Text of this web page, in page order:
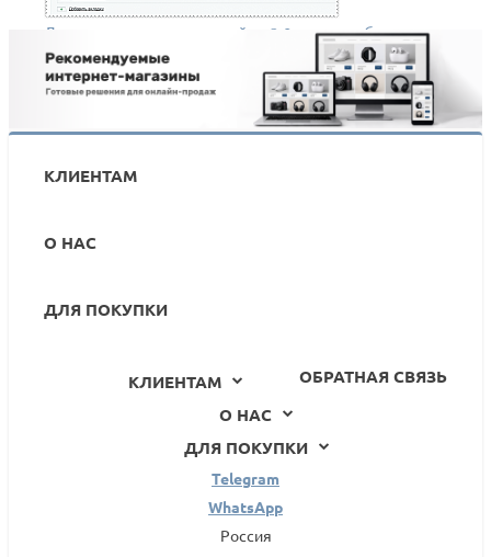
Дополнительные настройки 2.0 + теперь бесплатно
КЛИЕНТАМ
О НАС
ДЛЯ ПОКУПКИ
ОБРАТНАЯ СВЯЗЬ
КЛИЕНТАМ
О НАС
ДЛЯ ПОКУПКИ
Telegram
WhatsApp
Россия